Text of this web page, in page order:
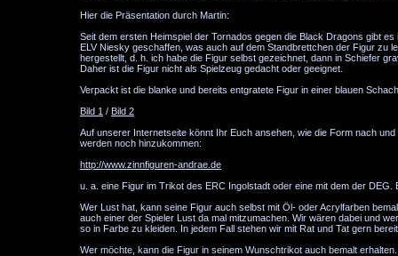
Hier die Präsentation durch Martin:
Seit dem ersten Heimspiel der Tornados gegen die Black Dragons gibt
ELV Niesky geschaffen, was auch auf dem Standbrettchen der Figur zu
hergestellt, d. h. ich habe die Figur selbst gezeichnet, dann in Schiefer
Daher ist die Figur nicht als Spielzeug gedacht oder geeignet.
Verpackt ist die blanke und bereits entgratete Figur in einer blauen
Bild 1 / Bild 2
Auf unserer Internetseite könnt Ihr Euch ansehen, wie die Form nach
werden noch hinzukommen:
http://www.zinnfiguren-andrae.de
u. a. eine Figur im Trikot des ERC Ingolstadt oder eine mit dem der
Wer Lust hat, kann seine Figur auch selbst mit Öl- oder Acrylfarben
auch einer der Spieler Lust da mal mitzumachen. Wir wären dabei und
so in Farbe zu kleiden. In jedem Fall stehen wir mit Rat und Tat gern
Wer möchte, kann die Figur in seinem Wunschtrikot auch bemalt